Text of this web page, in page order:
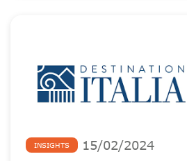
INSIGHTS 15/02/2024